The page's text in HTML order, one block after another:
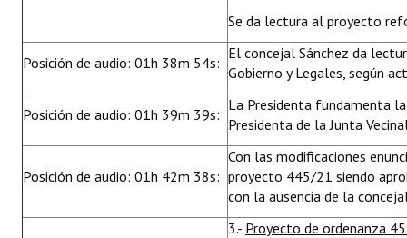
Se da lectura al proyecto
Posición de audio: 01h 38m 54s:
El concejal Sánchez da
Gobierno y Legales, según
Posición de audio: 01h 39m 39s:
La Presidenta fundamenta
Presidenta de la Junta
Posición de audio: 01h 42m 38s:
Con las modificaciones
proyecto 445/21 siendo
con la ausencia de la
3.- Proyecto de ordenanza